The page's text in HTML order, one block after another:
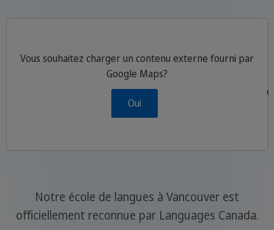
Vous souhaitez charger un contenu externe fourni par
Google Maps?
Oui
Notre école de langues à Vancouver est
officiellement reconnue par Languages Canada.